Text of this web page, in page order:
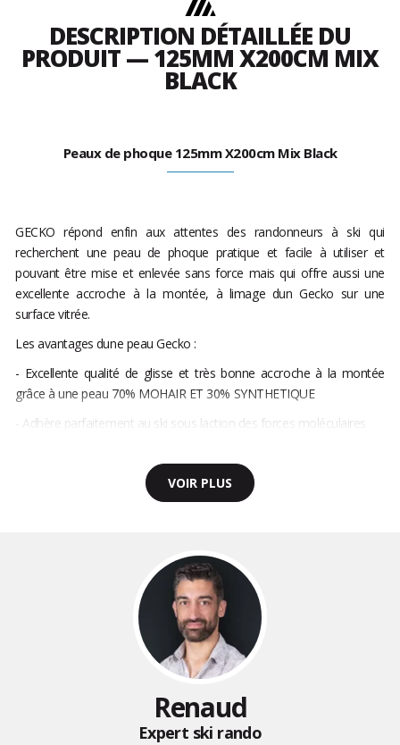
DESCRIPTION DÉTAILLÉE DU
PRODUIT — 125MM X200CM MIX
BLACK
Peaux de phoque 125mm X200cm Mix Black
GECKO répond enfin aux attentes des randonneurs à ski qui
recherchent une peau de phoque pratique et facile à utiliser et
pouvant être mise et enlevée sans force mais qui offre aussi une
excellente accroche à la montée, à limage dun Gecko sur une
surface vitrée.
Les avantages dune peau Gecko :
- Excellente qualité de glisse et très bonne accroche à la montée
grâce à une peau 70% MOHAIR ET 30% SYNTHETIQUE
- Adhère parfaitement au ski sous laction des forces moléculaires
VOIR PLUS
Renaud
Expert ski rando